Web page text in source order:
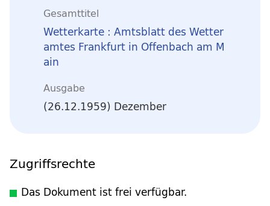
Gesamttitel
Wetterkarte : Amtsblatt des Wetter
amtes Frankfurt in Offenbach am M
ain
Ausgabe
(26.12.1959) Dezember
Zugriffsrechte
Das Dokument ist frei verfügbar.